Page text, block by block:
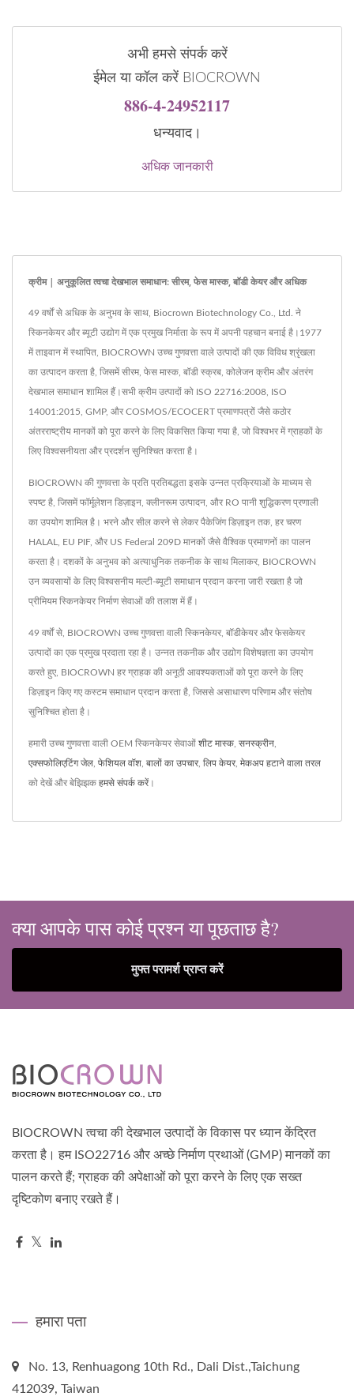
अभी हमसे संपर्क करें
ईमेल या कॉल करें BIOCROWN
886-4-24952117
धन्यवाद।
अधिक जानकारी
क्रीम | अनुकूलित त्वचा देखभाल समाधान: सीरम, फेस मास्क, बॉडी केयर और अधिक
49 वर्षों से अधिक के अनुभव के साथ, Biocrown Biotechnology Co., Ltd. ने
स्किनकेयर और ब्यूटी उद्योग में एक प्रमुख निर्माता के रूप में अपनी पहचान बनाई है।1977
में ताइवान में स्थापित, BIOCROWN उच्च गुणवत्ता वाले उत्पादों की एक विविध श्रृंखला
का उत्पादन करता है, जिसमें सीरम, फेस मास्क, बॉडी स्क्रब, कोलेजन क्रीम और अंतरंग
देखभाल समाधान शामिल हैं।सभी क्रीम उत्पादों को ISO 22716:2008, ISO
14001:2015, GMP, और COSMOS/ECOCERT प्रमाणपत्रों जैसे कठोर
अंतरराष्ट्रीय मानकों को पूरा करने के लिए विकसित किया गया है, जो विश्वभर में ग्राहकों के
लिए विश्वसनीयता और प्रदर्शन सुनिश्चित करता है।
BIOCROWN की गुणवत्ता के प्रति प्रतिबद्धता इसके उन्नत प्रक्रियाओं के माध्यम से
स्पष्ट है, जिसमें फॉर्मूलेशन डिज़ाइन, क्लीनरूम उत्पादन, और RO पानी शुद्धिकरण प्रणाली
का उपयोग शामिल है। भरने और सील करने से लेकर पैकेजिंग डिज़ाइन तक, हर चरण
HALAL, EU PIF, और US Federal 209D मानकों जैसे वैश्विक प्रमाणनों का पालन
करता है। दशकों के अनुभव को अत्याधुनिक तकनीक के साथ मिलाकर, BIOCROWN
उन व्यवसायों के लिए विश्वसनीय मल्टी-ब्यूटी समाधान प्रदान करना जारी रखता है जो
प्रीमियम स्किनकेयर निर्माण सेवाओं की तलाश में हैं।
49 वर्षों से, BIOCROWN उच्च गुणवत्ता वाली स्किनकेयर, बॉडीकेयर और फेसकेयर
उत्पादों का एक प्रमुख प्रदाता रहा है। उन्नत तकनीक और उद्योग विशेषज्ञता का उपयोग
करते हुए, BIOCROWN हर ग्राहक की अनूठी आवश्यकताओं को पूरा करने के लिए
डिज़ाइन किए गए कस्टम समाधान प्रदान करता है, जिससे असाधारण परिणाम और संतोष
सुनिश्चित होता है।
हमारी उच्च गुणवत्ता वाली OEM स्किनकेयर सेवाओं शीट मास्क, सनस्क्रीन,
एक्सफोलिएटिंग जेल, फेशियल वॉश, बालों का उपचार, लिप केयर, मेकअप हटाने वाला तरल
को देखें और बेझिझक हमसे संपर्क करें।
क्या आपके पास कोई प्रश्न या पूछताछ है?
मुफ्त परामर्श प्राप्त करें
BIOCROWN त्वचा की देखभाल उत्पादों के विकास पर ध्यान केंद्रित
करता है। हम ISO22716 और अच्छे निर्माण प्रथाओं (GMP) मानकों का
पालन करते हैं; ग्राहक की अपेक्षाओं को पूरा करने के लिए एक सख्त
दृष्टिकोण बनाए रखते हैं।
हमारा पता
No. 13, Renhuagong 10th Rd., Dali Dist.,Taichung
412039, Taiwan